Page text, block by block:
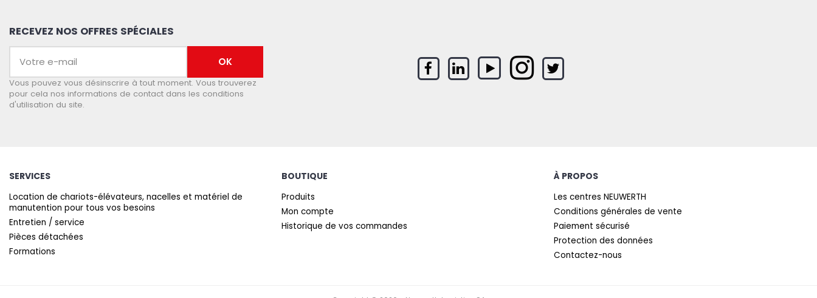
RECEVEZ NOS OFFRES SPÉCIALES
Vous pouvez vous désinscrire à tout moment. Vous trouverez
pour cela nos informations de contact dans les conditions
d'utilisation du site.
SERVICES
Location de chariots-élévateurs, nacelles et matériel de
manutention pour tous vos besoins
Entretien / service
Pièces détachées
Formations
BOUTIQUE
Produits
Mon compte
Historique de vos commandes
À PROPOS
Les centres NEUWERTH
Conditions générales de vente
Paiement sécurisé
Protection des données
Contactez-nous